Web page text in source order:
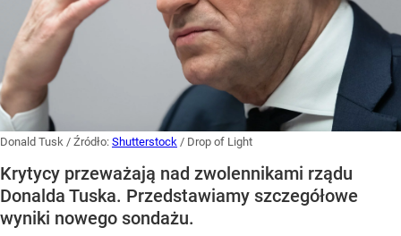
Donald Tusk / Źródło: Shutterstock / Drop of Light
Krytycy przeważają nad zwolennikami rządu
Donalda Tuska. Przedstawiamy szczegółowe
wyniki nowego sondażu.